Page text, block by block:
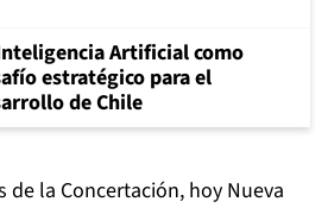
Artificial como
estratégico para el
de Chile
la Concertación, hoy Nueva